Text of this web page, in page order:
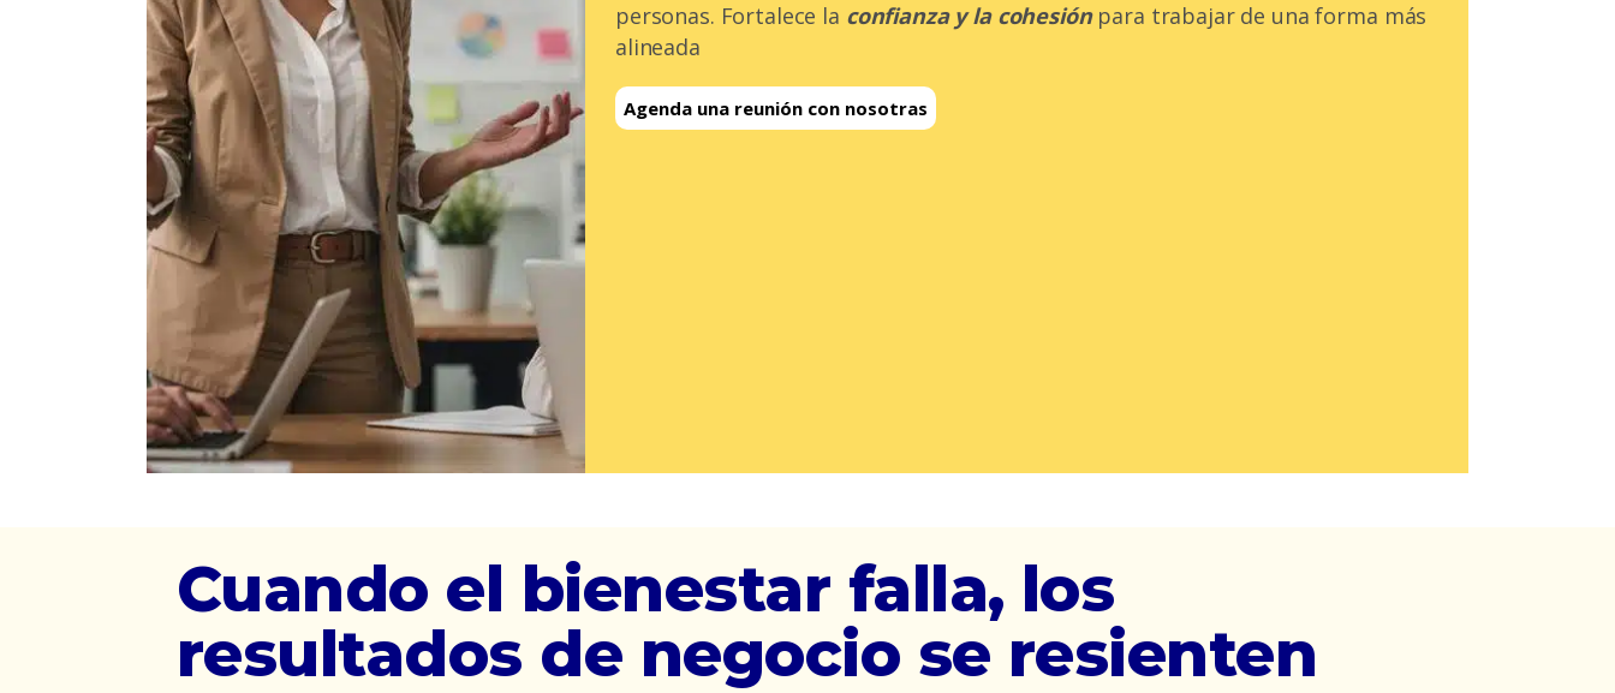
personas. Fortalece la confianza y la cohesiónpara trabajar de una forma más
alineada
Agenda una reunión con nosotras
Cuando el bienestar falla, los
resultados de negocio se resienten